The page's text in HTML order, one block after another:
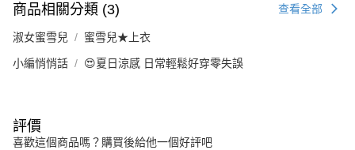
商品相關分類 (3) 查看全部
淑女蜜雪兒 蜜雪兒★上衣
小編悄悄話 😍夏日涼感 日常輕鬆好穿零失誤
評價
喜歡這個商品嗎？購買後給他一個好評吧